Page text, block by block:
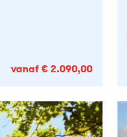
vanaf € 2.090,00